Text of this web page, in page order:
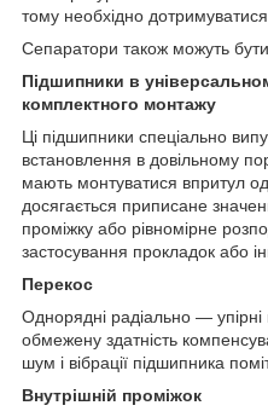
тому необхідно дотримуватися
Сепаратори також можуть бути
Підшипники в
комплектного монтажу
Ці підшипники спеціально
встановлення в довільному
мають монтуватися впритул
досягається приписане
проміжку або рівномірне
застосування прокладок або
Перекос
Однорядні радіально —
обмежену здатність
шум і вібрації підшипника
Внутрішній проміжок